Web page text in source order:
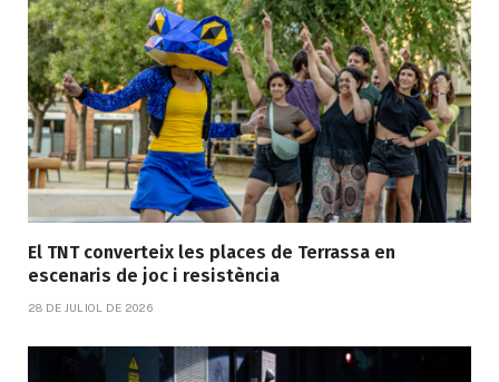
El TNT converteix les places de Terrassa en
escenaris de joc i resistència
28 DE JULIOL DE 2026